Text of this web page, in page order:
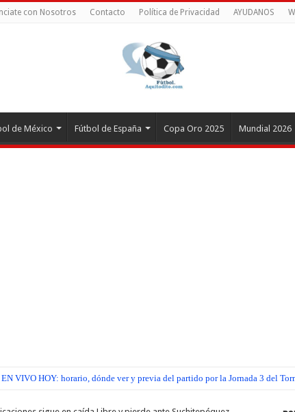
con Nosotros Contacto Política de Privacidad AYUDANOS
de México Fútbol de España Copa Oro 2025 Mundial 2026
VIVO HOY: horario, dónde ver y previa del partido por la Jornada 3 del